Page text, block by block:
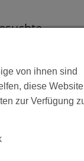
hier richtig
denn
Alltag gibt es
eine
wofür
von ihnen sind
diese Website
zur Verfügung